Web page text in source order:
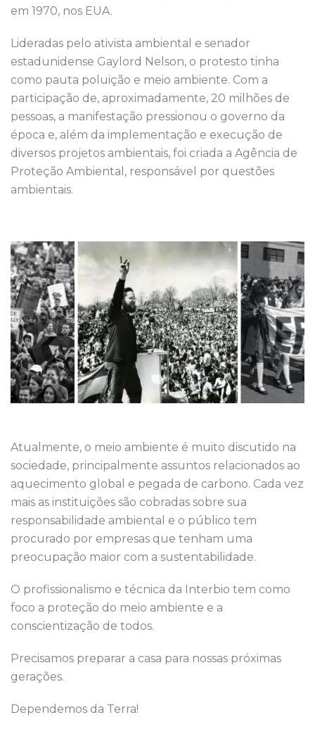
em 1970, nos EUA.
Lideradas pelo ativista ambiental e senador
estadunidense Gaylord Nelson, o protesto tinha
como pauta poluição e meio ambiente. Com a
participação de, aproximadamente, 20 milhões de
pessoas, a manifestação pressionou o governo da
época e, além da implementação e execução de
diversos projetos ambientais, foi criada a Agência de
Proteção Ambiental, responsável por questões
ambientais.
Atualmente, o meio ambiente é muito discutido na
sociedade, principalmente assuntos relacionados ao
aquecimento global e pegada de carbono. Cada vez
mais as instituições são cobradas sobre sua
responsabilidade ambiental e o público tem
procurado por empresas que tenham uma
preocupação maior com a sustentabilidade.
O profissionalismo e técnica da Interbio tem como
foco a proteção do meio ambiente e a
conscientização de todos.
Precisamos preparar a casa para nossas próximas
gerações.
Dependemos da Terra!